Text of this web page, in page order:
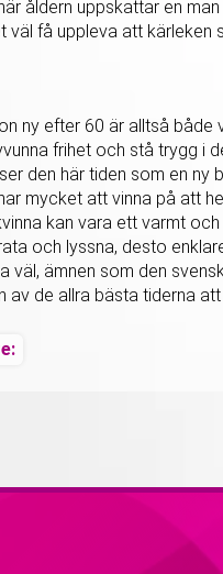
åldern uppskattar en
väl få uppleva att kärleken
ny efter 60 är alltså både
frihet och stå trygg i
den här tiden som en
mycket att vinna på att
kan vara ett varmt
och lyssna, desto
väl, ämnen som den
av de allra bästa tiderna